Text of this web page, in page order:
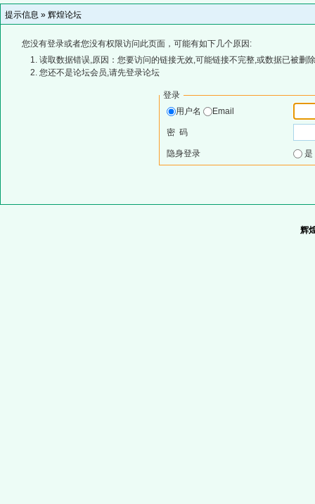
提示信息 » 辉煌论坛
您没有登录或者您没有权限访问此页面，可能有如下几个原因:
读取数据错误,原因：您要访问的链接无效,可能链接不完整,或数据已被删
您还不是论坛会员,请先登录论坛
登录
用户名
Email
密 码
隐身登录
辉